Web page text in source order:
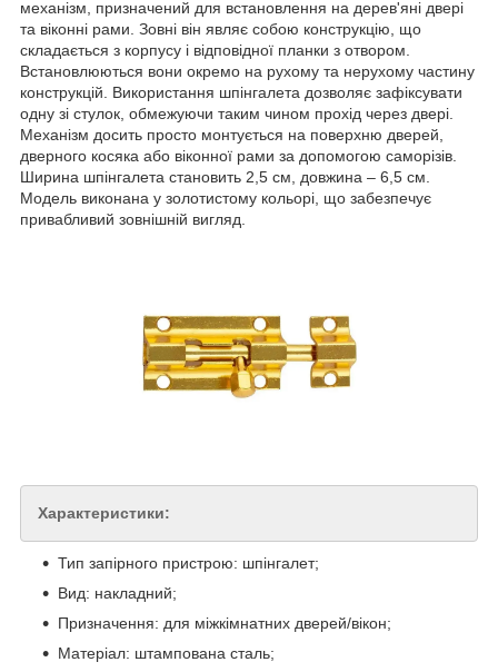
механізм, призначений для встановлення на дерев'яні двері
та віконні рами. Зовні він являє собою конструкцію, що
складається з корпусу і відповідної планки з отвором.
Встановлюються вони окремо на рухому та нерухому частину
конструкцій. Використання шпінгалета дозволяє зафіксувати
одну зі стулок, обмежуючи таким чином прохід через двері.
Механізм досить просто монтується на поверхню дверей,
дверного косяка або віконної рами за допомогою саморізів.
Ширина шпінгалета становить 2,5 см, довжина – 6,5 см.
Модель виконана у золотистому кольорі, що забезпечує
привабливий зовнішній вигляд.
Характеристики:
Тип запірного пристрою: шпінгалет;
Вид: накладний;
Призначення: для міжкімнатних дверей/вікон;
Матеріал: штампована сталь;